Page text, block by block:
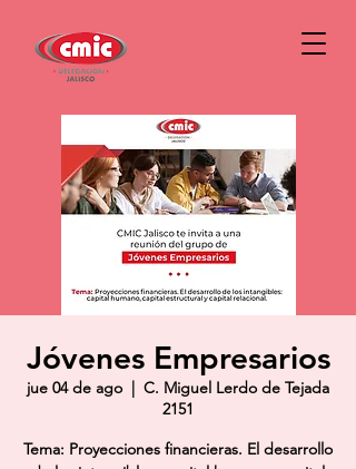
Jóvenes Empresarios
jue 04 de ago
  |
C. Miguel Lerdo de Tejada
2151
Tema: Proyecciones financieras. El desarrollo